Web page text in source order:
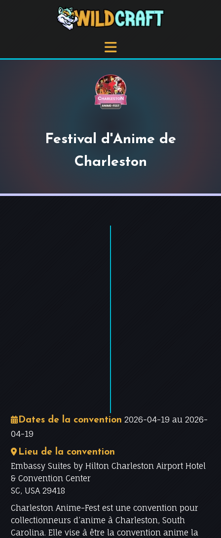
Festival d'Anime de
Charleston
Dates de la convention 2026-04-19 au 2026-
04-19
Lieu de la convention
Embassy Suites by Hilton Charleston Airport Hotel
& Convention Center
SC, USA 29418
Charleston Anime-Fest est une convention pour
collectionneurs d’anime à Charleston, South
Carolina. Elle vise à être la convention anime la